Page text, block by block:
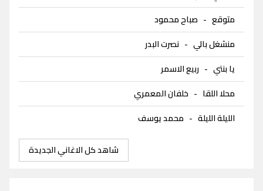
متوقع - صباح محمود
منشغل بالي - نصرت البدر
يا بنتي - ربيع الاسمر
محلا اللقا - خلفان المعمري
الليلة الليلة - محمد يوسف
شاهد كل الاغاني الجديدة